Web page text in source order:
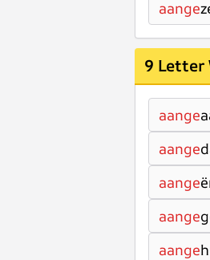
aange
9 Letter
aange
aange
aange
aange
aange